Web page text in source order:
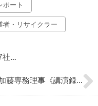
ポート
者・リサイクラー
社...
藤専務理事《講演録...